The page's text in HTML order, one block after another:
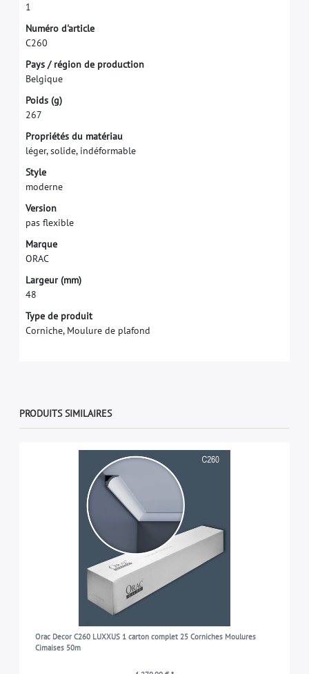
1
Numéro d'article
C260
Pays / région de production
Belgique
Poids (g)
267
Propriétés du matériau
léger, solide, indéformable
Style
moderne
Version
pas fexible
Marque
ORAC
Largeur (mm)
48
Type de produit
Corniche, Moulure de plafond
PRODUITS SIMILAIRES
Orac Decor C260 LUXXUS 1 carton complet 25 Corniches Moulures
Cimaises 50m